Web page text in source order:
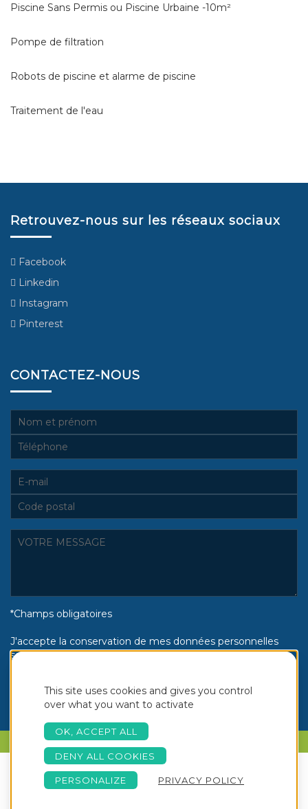
Piscine Sans Permis ou Piscine Urbaine -10m²
Pompe de filtration
Robots de piscine et alarme de piscine
Traitement de l'eau
Retrouvez-nous sur les réseaux sociaux
Facebook
Linkedin
Instagram
Pinterest
CONTACTEZ-NOUS
*Champs obligatoires
J'accepte la conservation de mes données personnelles
selon la politique de confidentialité Piscines Aquinox :
Copyright © 2026 Aquinox -
Création Akyos
NOTRE BROCHURE
PARLONS DE VOTRE PROJET
This site uses cookies and gives you control
over what you want to activate
OK, ACCEPT ALL
DENY ALL COOKIES
PERSONALIZE PRIVACY POLICY